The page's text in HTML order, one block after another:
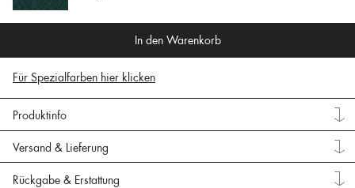
In den Warenkorb
Für Spezialfarben hier klicken
Produktinfo
Versand & Lieferung
Rückgabe & Erstattung